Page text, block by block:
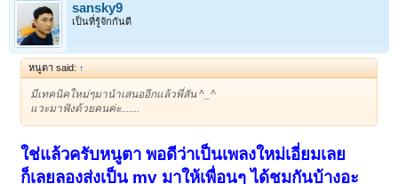
sansky9
เป็นที่รู้จักกันดี
หนูตา said: ↑
มีเทคนิคใหม่ๆมานำเสนออีกแล้วพี่สัน ^_^
แวะมาฟังด้วยคนค่ะ.......
ใช่แล้วครับหนูตา พอดีว่าเป็นเพลงใหม่เอี่ยมเลย
ก็เลยลองส่งเป็น mv มาให้เพื่อนๆ ได้ชมกันบ้างอะ